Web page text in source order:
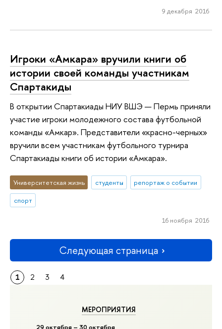
МЕРОПРИЯТИЯ
29 октября – 30 октября
9 декабря 2016
Игроки «Амкара» вручили книги об
истории своей команды участникам
Спартакиды
В открытии Спартакиады НИУ ВШЭ — Пермь приняли
участие игроки молодежного состава футбольной
команды «Амкар». Представители «красно-черных»
вручили всем участникам футбольного турнира
Спартакиады книги об истории «Амкара».
Университетская жизнь студенты
репортаж о событии
спорт
16 ноября 2016
Следующая страница
1 2 3 4